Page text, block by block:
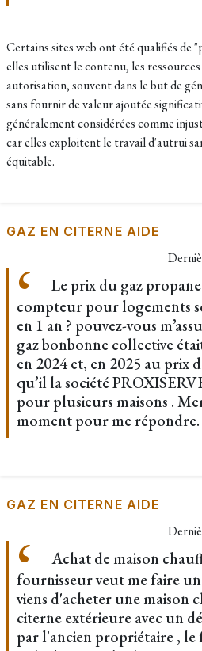
Certains sites web ont été qualifiés de
elles utilisent le contenu, les
autorisation, souvent dans le but de
sans fournir de valeur ajoutée
généralement considérées comme
car elles exploitent le travail d'autrui
équitable.
GAZ EN CITERNE AIDE
Le prix du gaz
compteur pour logements
en 1 an ? pouvez-vous
gaz bonbonne collective
en 2024 et, en 2025 au prix
qu’il la société
pour plusieurs maisons .
moment pour me
GAZ EN CITERNE AIDE
Achat de maison
fournisseur veut me faire
viens d'acheter une maison
citerne extérieure avec un
par l'ancien propriétaire ,